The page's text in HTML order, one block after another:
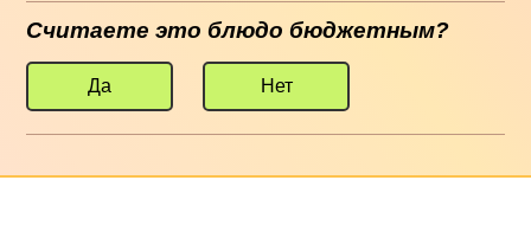
Считаете это блюдо бюджетным?
Да Нет